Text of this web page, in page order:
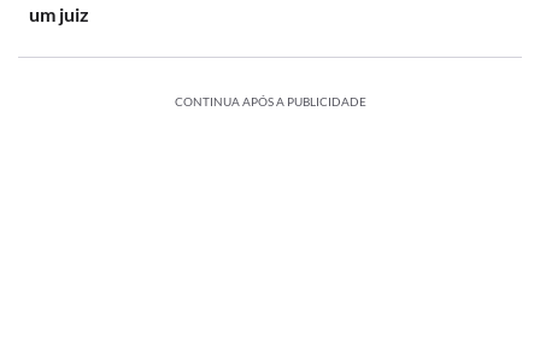
um juiz
CONTINUA APÓS A PUBLICIDADE